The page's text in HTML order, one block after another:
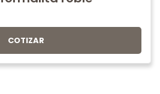
COTIZAR